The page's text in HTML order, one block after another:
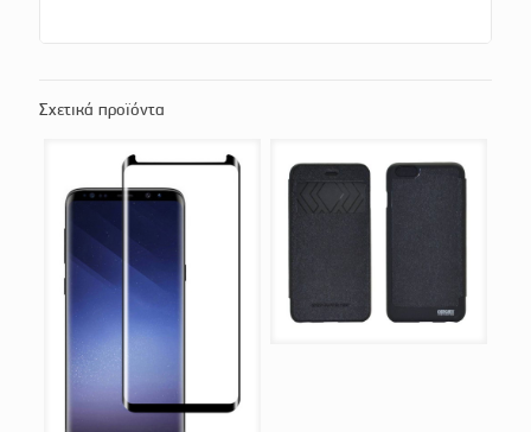
Σχετικά προϊόντα